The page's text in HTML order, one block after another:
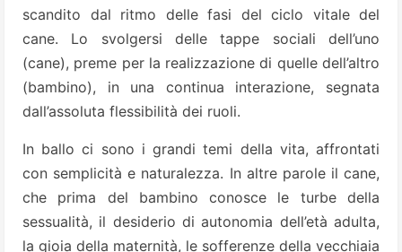
scandito dal ritmo delle fasi del ciclo vitale del
cane. Lo svolgersi delle tappe sociali dell’uno
(cane), preme per la realizzazione di quelle dell’altro
(bambino), in una continua interazione, segnata
dall’assoluta flessibilità dei ruoli.
In ballo ci sono i grandi temi della vita, affrontati
con semplicità e naturalezza. In altre parole il cane,
che prima del bambino conosce le turbe della
sessualità, il desiderio di autonomia dell’età adulta,
la gioia della maternità, le sofferenze della vecchiaia